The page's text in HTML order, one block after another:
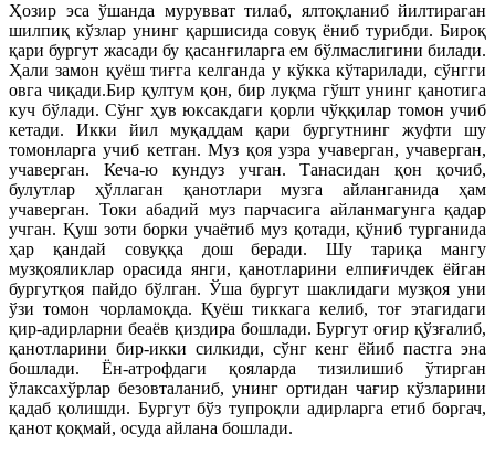
Ҳозир эса ўшанда мурувват тилаб, ялтоқланиб йилтираган
шилпиқ кўзлар унинг қаршисида совуқ ёниб турибди. Бироқ
қари бургут жасади бу қасанғиларга ем бўлмаслигини билади.
Ҳали замон қуёш тиғга келганда у кўкка кўтарилади, сўнгги
овга чиқади.Бир қултум қон, бир луқма гўшт унинг қанотига
куч бўлади. Сўнг ҳув юксакдаги қорли чўққилар томон учиб
кетади. Икки йил муқаддам қари бургутнинг жуфти шу
томонларга учиб кетган. Муз қоя узра учаверган, учаверган,
учаверган. Кеча-ю кундуз учган. Танасидан қон қочиб,
булутлар ҳўллаган қанотлари музга айланганида ҳам
учаверган. Токи абадий муз парчасига айланмагунга қадар
учган. Қуш зоти борки учаётиб муз қотади, қўниб турганида
ҳар қандай совуққа дош беради. Шу тариқа мангу
музқояликлар орасида янги, қанотларини елпиғичдек ёйган
бургутқоя пайдо бўлган. Ўша бургут шаклидаги музқоя уни
ўзи томон чорламоқда. Қуёш тиккага келиб, тоғ этагидаги
қир-адирларни беаёв қиздира бошлади. Бургут оғир қўзғалиб,
қанотларини бир-икки силкиди, сўнг кенг ёйиб пастга эна
бошлади. Ён-атрофдаги қояларда тизилишиб ўтирган
ўлаксахўрлар безовталаниб, унинг ортидан чағир кўзларини
қадаб қолишди. Бургут бўз тупроқли адирларга етиб боргач,
қанот қоқмай, осуда айлана бошлади.